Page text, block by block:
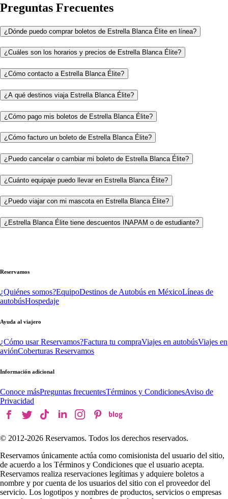
Preguntas Frecuentes
¿Dónde puedo comprar boletos de Estrella Blanca Élite en línea?
¿Cuáles son los horarios y precios de Estrella Blanca Élite?
¿Cómo contacto a Estrella Blanca Élite?
¿A qué destinos viaja Estrella Blanca Élite?
¿Cómo pago mis boletos de Estrella Blanca Élite?
¿Cómo facturo un boleto de Estrella Blanca Élite?
¿Puedo cancelar o cambiar mi boleto de Estrella Blanca Élite?
¿Cuánto equipaje puedo llevar en Estrella Blanca Élite?
¿Puedo viajar con mi mascota en Estrella Blanca Élite?
¿Estrella Blanca Élite tiene descuentos INAPAM o de estudiante?
Reservamos
¿Quiénes somos?EquipoDestinos de Autobús en MéxicoLíneas de
autobúsHospedaje
Ayuda al viajero
¿Cómo usar Reservamos?Factura tu compraViajes en autobúsViajes en
aviónCoberturas Reservamos
Información adicional
Conoce másPreguntas frecuentesTérminos y CondicionesAviso de
Privacidad
© 2012-2026 Reservamos. Todos los derechos reservados.
Reservamos únicamente actúa como comisionista del usuario del sitio,
de acuerdo a los Términos y Condiciones que el usuario acepta.
Reservamos realiza reservaciones legítimas y adquiere boletos a
nombre y por cuenta de los usuarios del sitio con el proveedor del
servicio. Los logotipos y nombres de productos, servicios o empresas